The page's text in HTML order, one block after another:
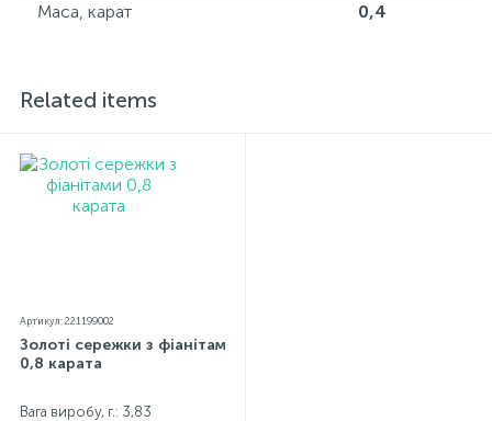
Маса, карат
0,4
Related items
Артикул: 221199002
Золоті сережки з фіанітами
0,8 карата
Вага виробу, г.: 3,83